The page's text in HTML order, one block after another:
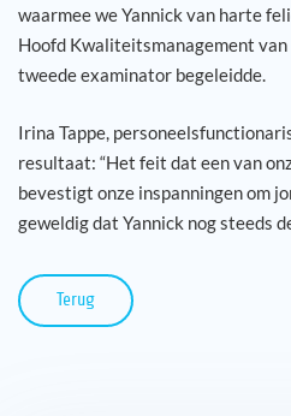
waarmee we Yannick van harte
Hoofd Kwaliteitsmanagement van
tweede examinator begeleidde.
Irina Tappe,
resultaat: “Het feit dat een van
bevestigt onze inspanningen om
geweldig dat Yannick nog steeds
Terug